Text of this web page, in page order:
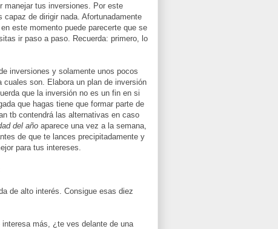
manejar tus inversiones. Por este
de dirigir nada. Afortunadamente
este momento puede parecerte que se
ir paso a paso. Recuerda: primero, lo
inversiones y solamente unos pocos
son. Elabora un plan de inversión
que la inversión no es un fin en si
que hagas tiene que formar parte de
tb contendrá las alternativas en caso
del año aparece una vez a la semana,
de que te lances precipitadamente y
para tus intereses.
de alto interés. Consigue esas diez
interesa más, ¿te ves delante de una